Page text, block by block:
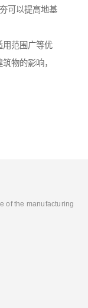
可以提高地基
用范围广等优
物的影响，
of the manufacturing